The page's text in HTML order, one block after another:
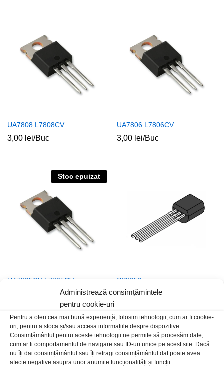
Administrează consimțămintele
pentru cookie-uri
Pentru a oferi cea mai bună experiență, folosim tehnologii, cum ar fi cookie-
uri, pentru a stoca și/sau accesa informațiile despre dispozitive.
Consimțământul pentru aceste tehnologii ne permite să procesăm date,
cum ar fi comportamentul de navigare sau ID-uri unice pe acest site. Dacă
nu îți dai consimțământul sau îți retragi consimțământul dat poate avea
afecte negative asupra unor anumite funcționalități și funcții.
UA7808 L7808CV
3,00 lei/Buc
UA7806 L7806CV
3,00 lei/Buc
Stoc epuizat
UA7805CV L7805CV SS8050
4,00lei/Buc